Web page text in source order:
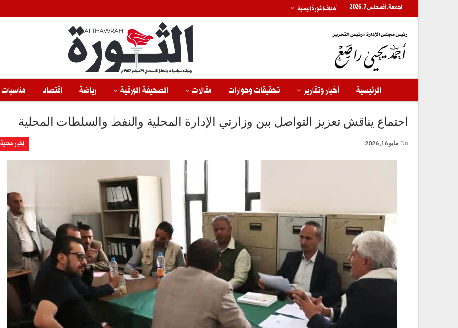
الجمعة, أغسطس 7, 2026 أهداف الثورة اليمنية
الرئيسية أخبار وتقارير تحقيقات وحوارات مقالات الصحيفة الورقية رياضة اقتصاد مناسبات
اجتماع يناقش تعزيز التواصل بين وزارتي الإدارة المحلية والنفط والسلطات المحلية
اخبار محلية On مايو 16, 2026